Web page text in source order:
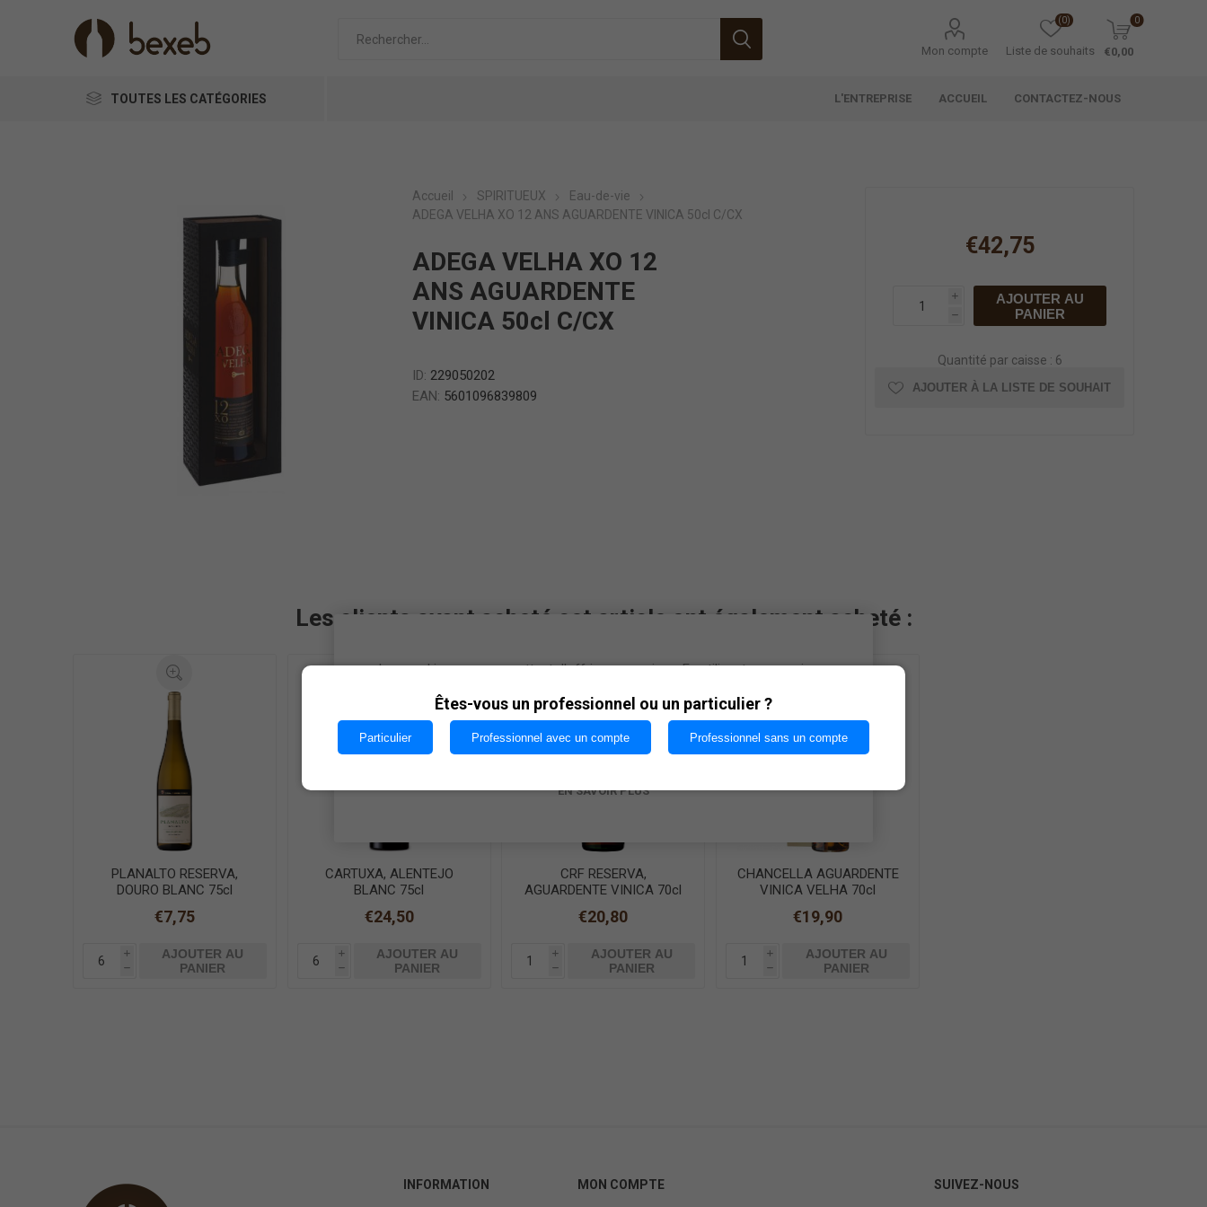
Mon compte Liste de souhaits
(0) 0
€0,00
TOUTES LES CATÉGORIES L'ENTREPRISE ACCUEIL CONTACTEZ-NOUS
Accueil SPIRITUEUX
Eau-de-vie
ADEGA VELHA XO 12 ANS AGUARDENTE VINICA 50cl C/CX
ADEGA VELHA XO 12
ANS AGUARDENTE
VINICA 50cl C/CX
ID: 229050202
EAN: 5601096839809
€42,75
i
h
AJOUTER AU
PANIER
Quantité par caisse : 6
AJOUTER À LA LISTE DE SOUHAIT
Les clients ayant acheté cet article ont également acheté :
PLANALTO RESERVA,
DOURO BLANC 75cl
€7,75
i
h
AJOUTER AU
PANIER
CARTUXA, ALENTEJO
BLANC 75cl
€24,50
i
h
AJOUTER AU
PANIER
CRF RESERVA,
AGUARDENTE VINICA 70cl
€20,80
i
h
AJOUTER AU
PANIER
CHANCELLA AGUARDENTE
VINICA VELHA 70cl
€19,90
i
h
AJOUTER AU
PANIER
INFORMATION MON COMPTE SUIVEZ-NOUS
Les cookies nous permettent d'offrir nos services. En utilisant nos services,
OK
EN SAVOIR PLUS
Êtes-vous un professionnel ou un particulier ?
Particulier Professionnel avec un compte Professionnel sans un compte